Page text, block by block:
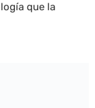
que la